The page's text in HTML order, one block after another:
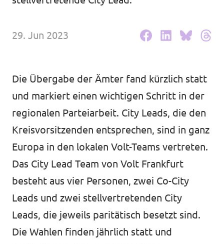
Datenschutz
Impressum
Kontakt
29. Jun 2023
Die Übergabe der Ämter fand kürzlich statt
und markiert einen wichtigen Schritt in der
regionalen Parteiarbeit. City Leads, die den
Kreisvorsitzenden entsprechen, sind in ganz
Europa in den lokalen Volt-Teams vertreten.
Das City Lead Team von Volt Frankfurt
besteht aus vier Personen, zwei Co-City
Leads und zwei stellvertretenden City
Leads, die jeweils paritätisch besetzt sind.
Die Wahlen finden jährlich statt und